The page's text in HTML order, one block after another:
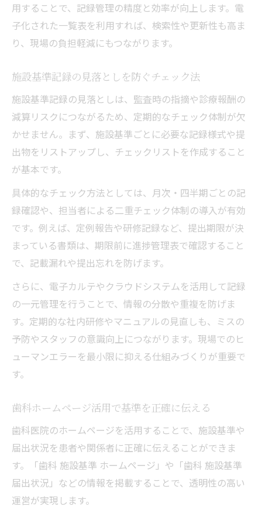
用することで、記録管理の精度と効率が向上します。電
子化された一覧表を利用すれば、検索性や更新性も高ま
り、現場の負担軽減にもつながります。
施設基準記録の見落としを防ぐチェック法
施設基準記録の見落としは、監査時の指摘や診療報酬の
減算リスクにつながるため、定期的なチェック体制が欠
かせません。まず、施設基準ごとに必要な記録様式や提
出物をリストアップし、チェックリストを作成すること
が基本です。
具体的なチェック方法としては、月次・四半期ごとの記
録確認や、担当者による二重チェック体制の導入が有効
です。例えば、定例報告や研修記録など、提出期限が決
まっている書類は、期限前に進捗管理表で確認すること
で、記載漏れや提出忘れを防げます。
さらに、電子カルテやクラウドシステムを活用して記録
の一元管理を行うことで、情報の分散や重複を防げま
す。定期的な社内研修やマニュアルの見直しも、ミスの
予防やスタッフの意識向上につながります。現場でのヒ
ューマンエラーを最小限に抑える仕組みづくりが重要で
す。
歯科ホームページ活用で基準を正確に伝える
歯科医院のホームページを活用することで、施設基準や
届出状況を患者や関係者に正確に伝えることができま
す。「歯科 施設基準 ホームページ」や「歯科 施設基準
届出状況」などの情報を掲載することで、透明性の高い
運営が実現します。